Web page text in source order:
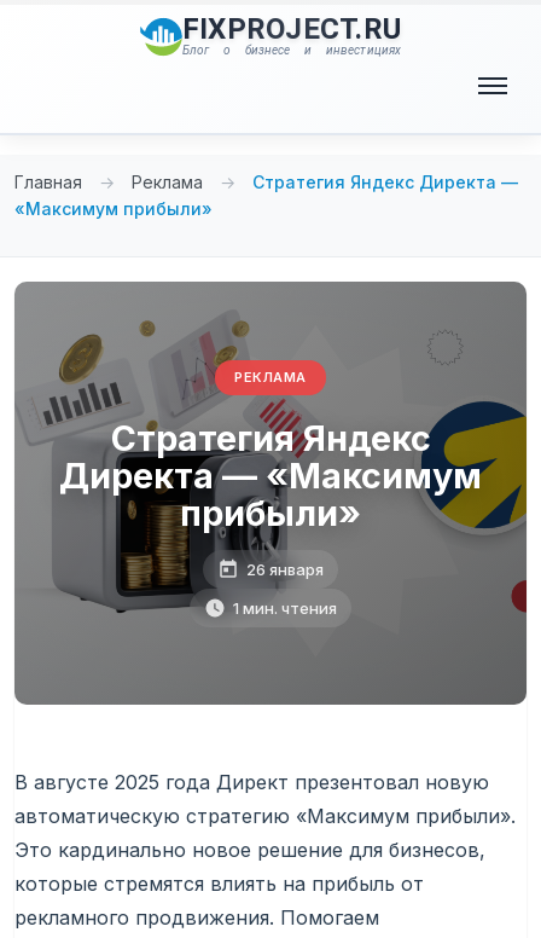
FIXPROJECT.RU
Блог о бизнесе и инвестициях
Главная → Реклама →
Стратегия Яндекс Директа —
«Максимум прибыли»
РЕКЛАМА
Стратегия Яндекс
Директа — «Максимум
прибыли»
26 января
1 мин. чтения
В августе 2025 года Директ презентовал новую
автоматическую стратегию «Максимум прибыли».
Это кардинально новое решение для бизнесов,
которые стремятся влиять на прибыль от
рекламного продвижения. Помогаем